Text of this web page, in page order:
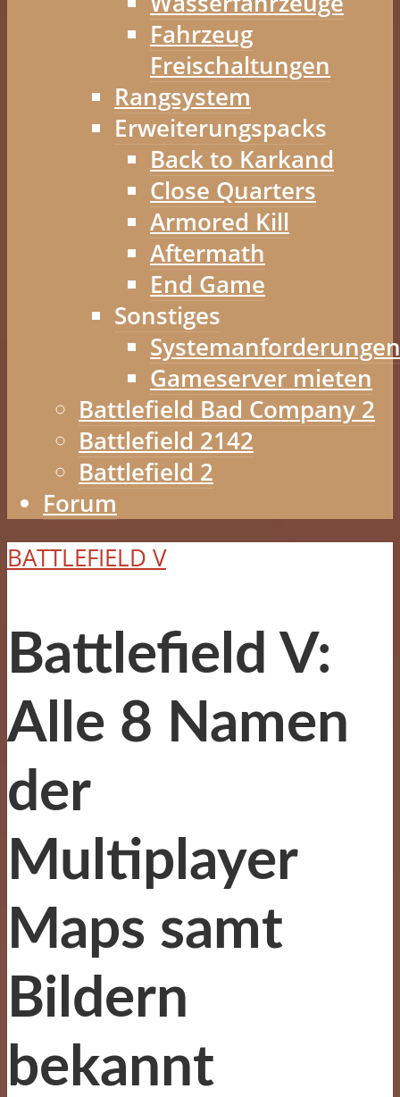
Fahrzeug
Freischaltungen
Rangsystem
Erweiterungspacks
Back to Karkand
Close Quarters
Armored Kill
Aftermath
End Game
Sonstiges
Systemanforderungen
Gameserver mieten
Battlefield Bad Company 2
Battlefield 2142
Battlefield 2
Forum
BATTLEFIELD V
Battlefield V:
Alle 8 Namen
der
Multiplayer
Maps samt
Bildern
bekannt